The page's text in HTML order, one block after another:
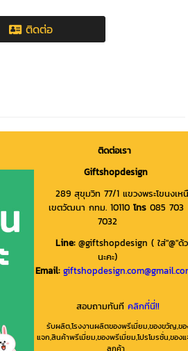
ติดต่อ
ติดต่อเรา
Giftshopdesign
289 สุขุมวิท 77/1 แขวงพระโขนงเห
เขตวัฒนา กทม. 10110โทร085 703
7032
Line: @giftshopdesign ( ใส่"@"ด้
นะคะ)
Email:
สอบถามทันที คลิกที่นี่!!
รับผลิต,โรงงานผลิตของพรีเมี่ยม,ของขวัญ,ข
แจก,สินค้าพรีเมี่ยม,ของพรีเมี่ยม,โปรโมรชั่น,ของ
ลูกค้า